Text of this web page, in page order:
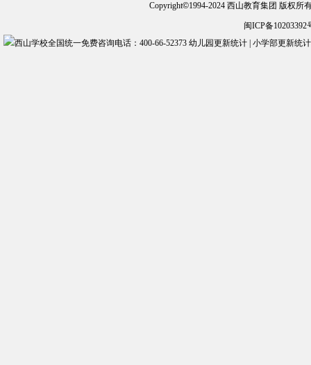
Copyright©1994-2024 西山教育集团 版权所
闽ICP备10203392
幼儿园更新统计| 小学部更新统计